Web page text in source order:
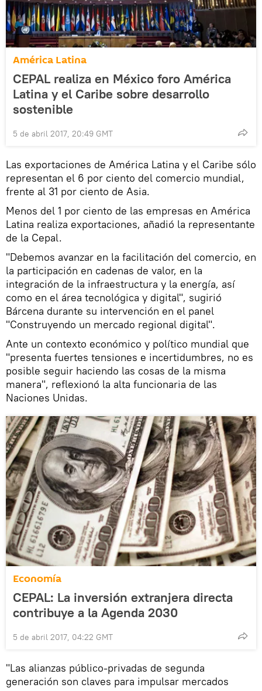
América Latina
CEPAL realiza en México foro América
Latina y el Caribe sobre desarrollo
sostenible
5 de abril 2017, 20:49 GMT
Las exportaciones de América Latina y el Caribe sólo
representan el 6 por ciento del comercio mundial,
frente al 31 por ciento de Asia.
Menos del 1 por ciento de las empresas en América
Latina realiza exportaciones, añadió la representante
de la Cepal.
"Debemos avanzar en la facilitación del comercio, en
la participación en cadenas de valor, en la
integración de la infraestructura y la energía, así
como en el área tecnológica y digital", sugirió
Bárcena durante su intervención en el panel
"Construyendo un mercado regional digital".
Ante un contexto económico y político mundial que
"presenta fuertes tensiones e incertidumbres, no es
posible seguir haciendo las cosas de la misma
manera", reflexionó la alta funcionaria de las
Naciones Unidas.
Economía
CEPAL: La inversión extranjera directa
contribuye a la Agenda 2030
5 de abril 2017, 04:22 GMT
"Las alianzas público-privadas de segunda
generación son claves para impulsar mercados